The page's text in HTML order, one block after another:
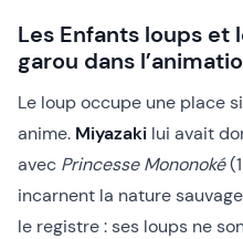
Les Enfants loups
garou dans
Le loup occupe une place
anime. Miyazaki lui avait
avec Princesse Mononoké
incarnent la nature
le registre : ses loups ne